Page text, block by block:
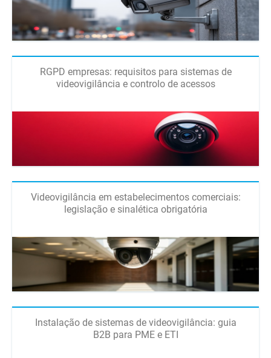
RGPD empresas: requisitos para sistemas de
videovigilância e controlo de acessos
Videovigilância em estabelecimentos comerciais:
legislação e sinalética obrigatória
Instalação de sistemas de videovigilância: guia
B2B para PME e ETI